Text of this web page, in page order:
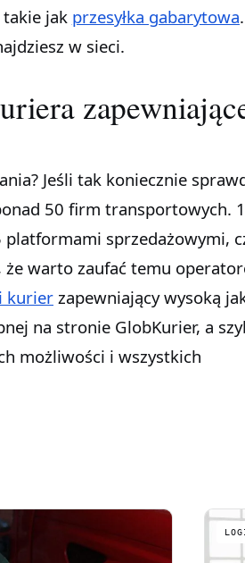
jak przesyłka gabarytowa.
w sieci.
Jeśli tak koniecznie
50 firm transportowych.
sprzedażowymi,
warto zaufać temu
kurier zapewniający wysoką
na stronie GlobKurier, a
możliwości i wszystkich